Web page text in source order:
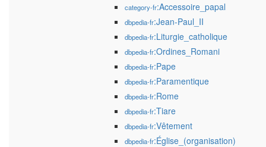
category-fr:Accessoire_papal
dbpedia-fr:Jean-Paul_II
dbpedia-fr:Liturgie_catholique
dbpedia-fr:Ordines_Romani
dbpedia-fr:Pape
dbpedia-fr:Paramentique
dbpedia-fr:Rome
dbpedia-fr:Tiare
dbpedia-fr:Vêtement
dbpedia-fr:Église_(organisation)